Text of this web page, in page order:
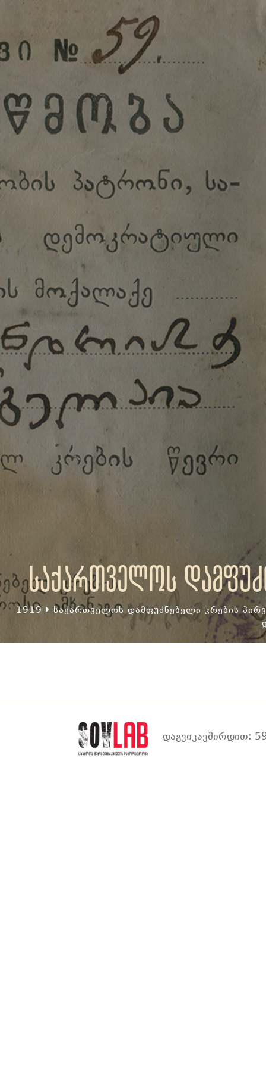
საქართველოს
1919
საქართველოს დამფუძნებელი კრების
დაგვიკავშირდით: